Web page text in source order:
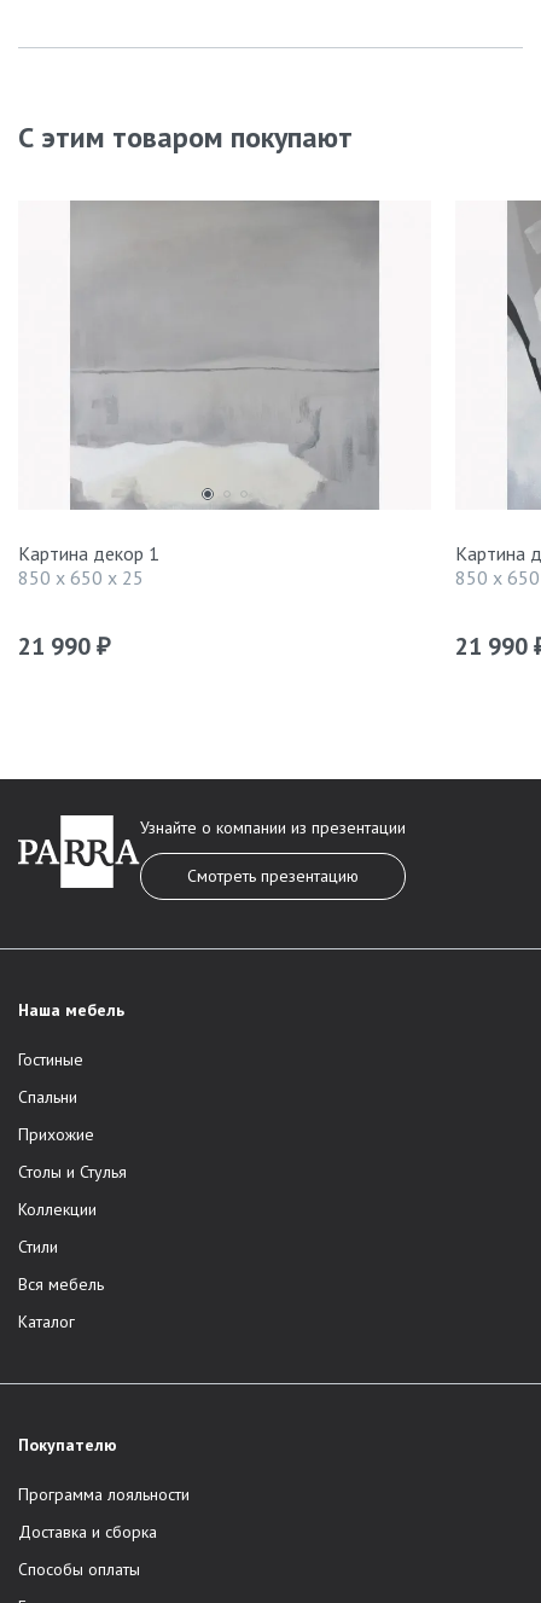
С этим товаром покупают
Картина декор 1
850 x 650 x 25
21 990 ₽
Картина
850 x
21 990
Наша мебель
Гостиные
Спальни
Прихожие
Столы и Стулья
Коллекции
Стили
Вся мебель
Каталог
Покупателю
Программа лояльности
Доставка и сборка
Способы оплаты
Узнайте о компании из презентации
Смотреть презентацию